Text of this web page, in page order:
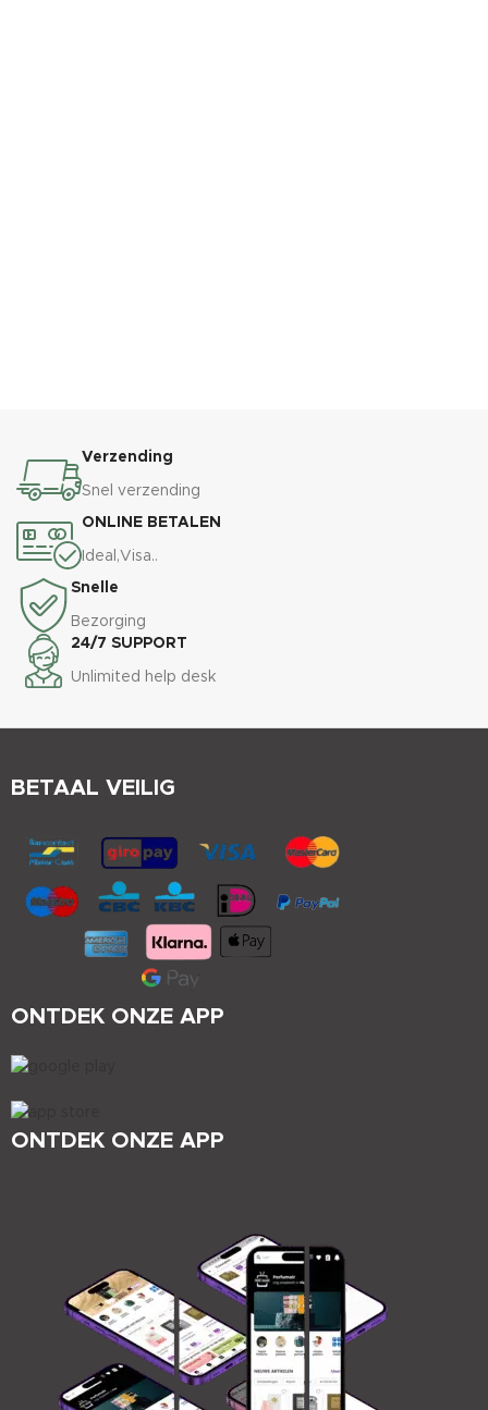
Verzending
Snel verzending
ONLINE BETALEN
Ideal,Visa..
Snelle
Bezorging
24/7 SUPPORT
Unlimited help desk
ONTDEK ONZE APP
ONTDEK ONZE APP
BETAAL VEILIG